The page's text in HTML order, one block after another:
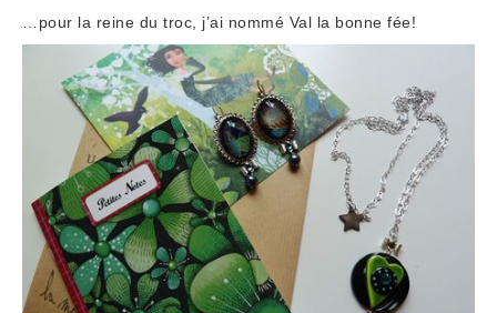
…pour la reine du troc, j’ai nommé Val la bonne fée!